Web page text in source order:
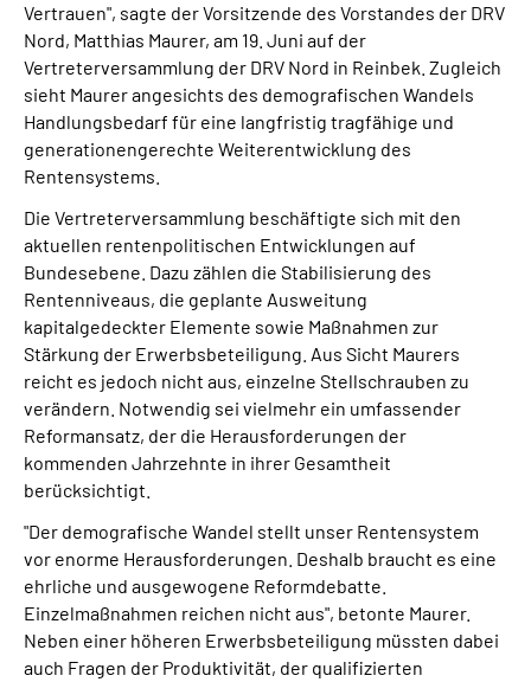
Vertrauen", sagte der Vorsitzende des Vorstandes der DRV
Nord, Matthias Maurer, am 19. Juni auf der
Vertreterversammlung der DRV Nord in Reinbek. Zugleich
sieht Maurer angesichts des demografischen Wandels
Handlungsbedarf für eine langfristig tragfähige und
generationengerechte Weiterentwicklung des
Rentensystems.
Die Vertreterversammlung beschäftigte sich mit den
aktuellen rentenpolitischen Entwicklungen auf
Bundesebene. Dazu zählen die Stabilisierung des
Rentenniveaus, die geplante Ausweitung
kapitalgedeckter Elemente sowie Maßnahmen zur
Stärkung der Erwerbsbeteiligung. Aus Sicht Maurers
reicht es jedoch nicht aus, einzelne Stellschrauben zu
verändern. Notwendig sei vielmehr ein umfassender
Reformansatz, der die Herausforderungen der
kommenden Jahrzehnte in ihrer Gesamtheit
berücksichtigt.
"Der demografische Wandel stellt unser Rentensystem
vor enorme Herausforderungen. Deshalb braucht es eine
ehrliche und ausgewogene Reformdebatte.
Einzelmaßnahmen reichen nicht aus", betonte Maurer.
Neben einer höheren Erwerbsbeteiligung müssten dabei
auch Fragen der Produktivität, der qualifizierten